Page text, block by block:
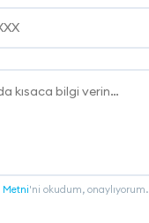
Metni'ni okudum, onaylıyorum.